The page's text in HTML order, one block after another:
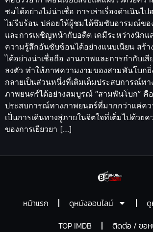
ชมได้อย่างไม่น่าเชื่อ การเล่าเรื่องดำเนินไป
ไม่รีบร้อน ปล่อยให้ผู้ชมได้ซึมซับอารมณ์ขอ
และการเผชิญหน้ากับอดีต เคมีระหว่างนัก
ความรู้สึกอันซับซ้อนได้อย่างแนบเนียน สร้
ได้อย่างน่าเชื่อถือ งานภาพและการกำกับเสี
ลงตัว ทำให้ภาพความงามของสามพันโบก
กลายเป็นส่วนหนึ่งที่เติมเต็มประสบการณ์ท
ภาพยนตร์ได้อย่างสมบูรณ์ “สามพันโบก” คื
ประสบการณ์ทางภาพยนตร์ที่มากกว่าแค่คว
เป็นการเดินทางสู่ภายในจิตใจที่เต็มไปด้วย
ของการเยียวยา […]
หน้าแรก ดูหนังออนไลน์
ดู
TOP IMDB
ติดต่อ / ขอ